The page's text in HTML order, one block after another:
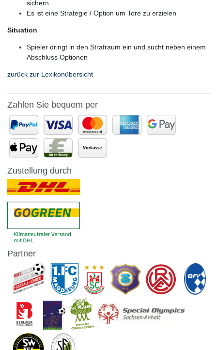
sichern
Es ist eine Strategie / Option um Tore zu erzielen
Situation
Spieler dringt in den Strafraum ein und sucht neben einem
Abschluss Optionen
zurück zur Lexikonübersicht
Zahlen Sie bequem per
Zustellung durch
Partner